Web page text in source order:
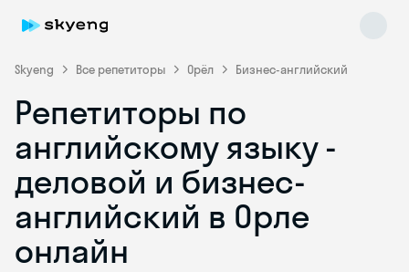
Skyeng Все репетиторы Орёл Бизнес-английский
Репетиторы по
английскому языку -
деловой и бизнес-
английский в Орле
онлайн
Skyeng Chat
online